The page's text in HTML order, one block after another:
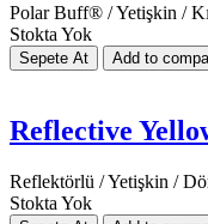
Polar Buff® / Yetişkin /
Stokta Yok
Reflective
Reflektörlü / Yetişkin /
Stokta Yok